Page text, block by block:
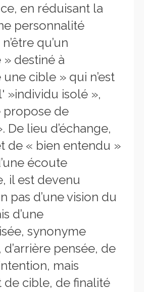
en réduisant la
personnalité
qu’un
» destiné à
cible » qui n’est
»individu isolé »,
propose de
De lieu d’échange,
de « bien entendu »
écoute
il est devenu
pas d’une vision du
d’une
synonyme
d’arrière pensée, de
mais
de cible, de finalité